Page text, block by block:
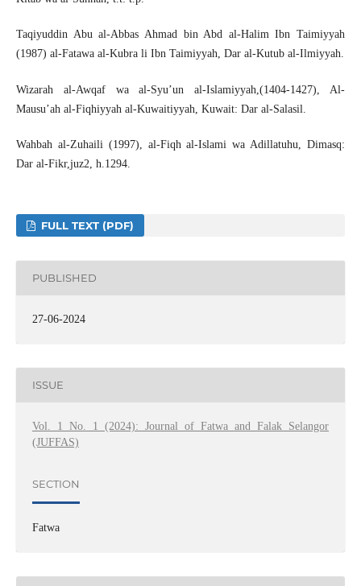
Taqiyuddin Abu al-Abbas Ahmad bin Abd al-Halim Ibn Taimiyyah
(1987) al-Fatawa al-Kubra li Ibn Taimiyyah, Dar al-Kutub al-Ilmiyyah.
Wizarah al-Awqaf wa al-Syu’un al-Islamiyyah,(1404-1427), Al-
Mausu’ah al-Fiqhiyyah al-Kuwaitiyyah, Kuwait: Dar al-Salasil.
Wahbah al-Zuhaili (1997), al-Fiqh al-Islami wa Adillatuhu, Dimasq:
Dar al-Fikr,juz2, h.1294.
FULL TEXT (PDF)
PUBLISHED
27-06-2024
ISSUE
Vol. 1 No. 1 (2024): Journal of Fatwa and Falak Selangor
(JUFFAS)
SECTION
Fatwa